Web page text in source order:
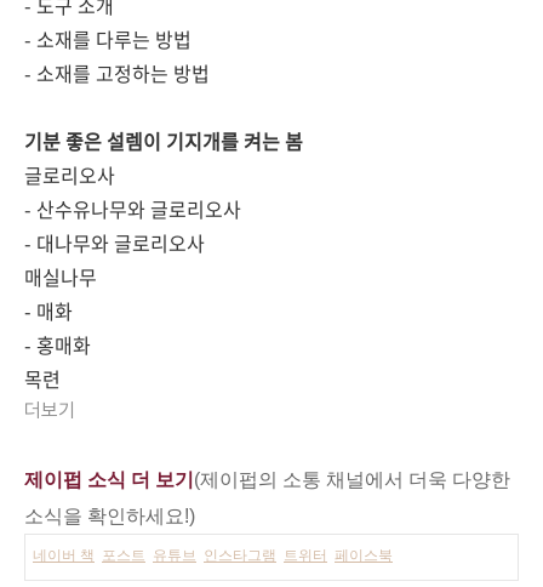
- 소재를 다루는 방법
- 소재를 고정하는 방법
기분 좋은 설렘이 기지개를 켜는 봄
글로리오사
- 산수유나무와 글로리오사
- 대나무와 글로리오사
매실나무
- 매화
- 홍매화
목련
더보기
제이펍 소식 더 보기 (제이펍의 소통 채널에서 더욱 다양한
소식을 확인하세요!)
네이버 책 포스트 유튜브 인스타그램 트위터 페이스북